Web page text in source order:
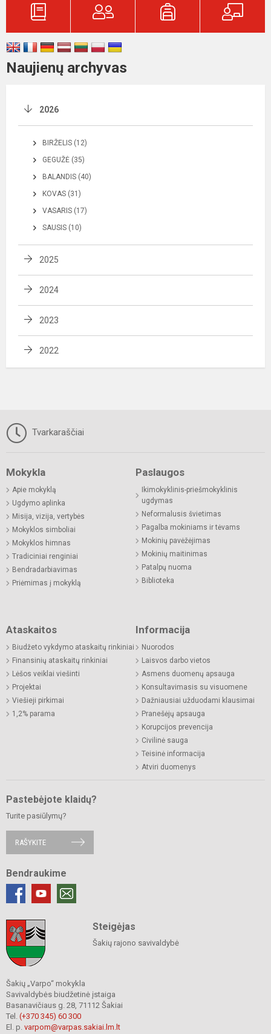
Naujienų archyvas
2026
BIRŽELIS (12)
GEGUŽĖ (35)
BALANDIS (40)
KOVAS (31)
VASARIS (17)
SAUSIS (10)
2025
2024
2023
2022
Tvarkaraščiai
Mokykla
Apie mokyklą
Ugdymo aplinka
Misija, vizija, vertybės
Mokyklos simboliai
Mokyklos himnas
Tradiciniai renginiai
Bendradarbiavimas
Priėmimas į mokyklą
Paslaugos
Ikimokyklinis-priešmokyklinis
ugdymas
Neformalusis švietimas
Pagalba mokiniams ir tėvams
Mokinių pavėžėjimas
Mokinių maitinimas
Patalpų nuoma
Biblioteka
Ataskaitos
Biudžeto vykdymo ataskaitų rinkiniai
Finansinių ataskaitų rinkiniai
Lėšos veiklai viešinti
Projektai
Viešieji pirkimai
1,2% parama
Informacija
Nuorodos
Laisvos darbo vietos
Asmens duomenų apsauga
Konsultavimasis su visuomene
Dažniausiai užduodami klausimai
Pranešėjų apsauga
Korupcijos prevencija
Civilinė sauga
Teisinė informacija
Atviri duomenys
Pastebėjote klaidų?
Turite pasiūlymų?
RAŠYKITE
Bendraukime
Steigėjas
Šakių rajono savivaldybė
Šakių „Varpo“ mokykla
Savivaldybės biudžetinė įstaiga
Basanavičiaus g. 28, 71112 Šakiai
Tel. (+370 345) 60 300
El. p. varpom@varpas.sakiai.lm.lt